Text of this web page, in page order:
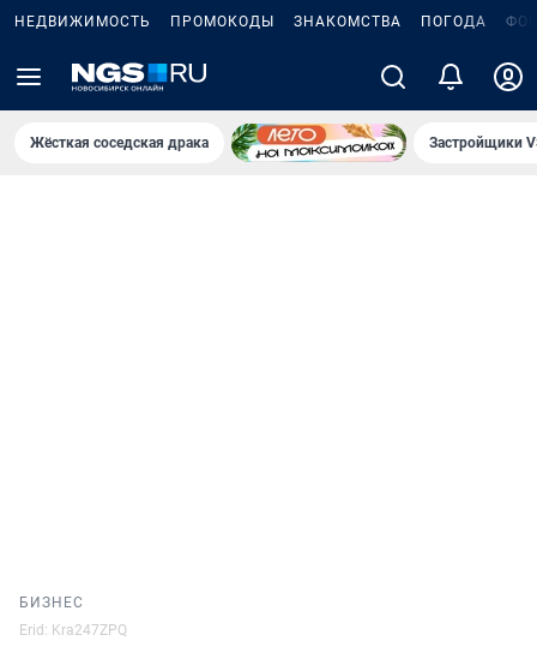
НЕДВИЖИМОСТЬ ПРОМОКОДЫ ЗНАКОМСТВА ПОГОДА
Жёсткая соседская драка Застройщики
БИЗНЕС
Erid: Kra247ZPQ